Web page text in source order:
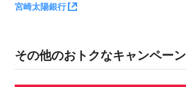
して登録する※1
宮崎太陽銀行
その他のおトクなキャンペーン